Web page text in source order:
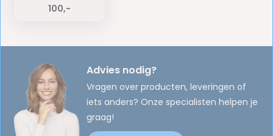
100,-
Advies nodig?
Vragen over producten, leveringen of
iets anders? Onze specialisten helpen je
graag!